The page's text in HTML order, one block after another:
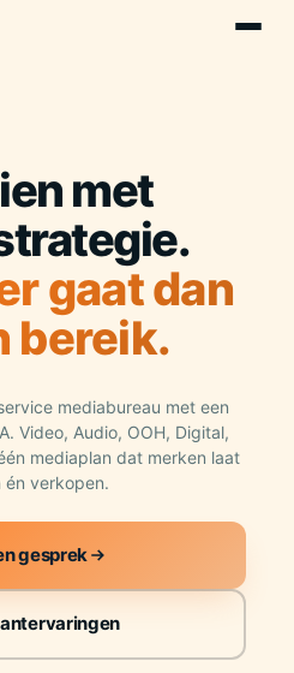
met
gaat dan
bereik.
mediabureau met een
Video, Audio, OOH, Digital,
mediaplan dat merken laat
én verkopen.
gesprek